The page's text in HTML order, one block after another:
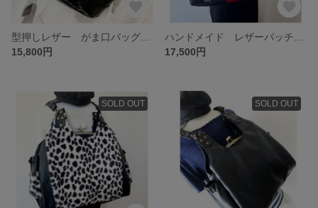
15,800円
17,500円
SOLD OUT SOLD OUT